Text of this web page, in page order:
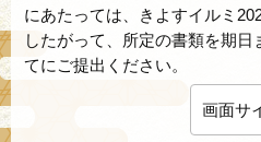
にあたっては、きよすイルミ
したがって、所定の書類を期
てにご提出ください。
画面サ